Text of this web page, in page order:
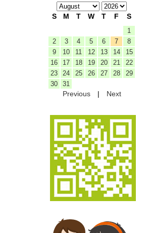
S M T W T F S
1
2
3 4 5 6 7
8
9
10 11 12 13 14
15
16
17 18 19 20 21
22
23
24 25 26 27 28
29
30
31
Previous| Next